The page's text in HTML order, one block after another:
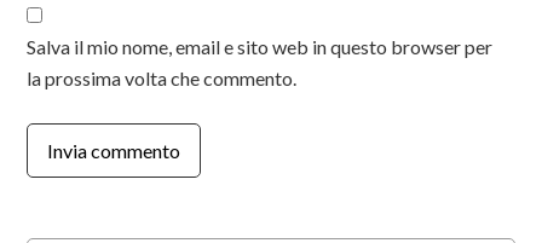
Salva il mio nome, email e sito web in questo browser per
la prossima volta che commento.